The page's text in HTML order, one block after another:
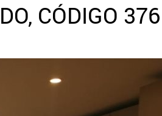
CÓDIGO 376